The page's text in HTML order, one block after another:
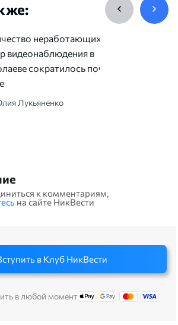
неработающих
видеонаблюдения в
сократилось почти
Лукьяненко
к комментариям,
на сайте НикВести
в Клуб НикВести
в любой момент